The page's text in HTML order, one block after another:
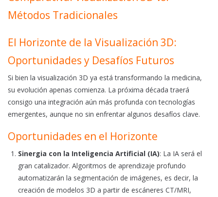
Métodos Tradicionales
El Horizonte de la Visualización 3D:
Oportunidades y Desafíos Futuros
Si bien la visualización 3D ya está transformando la medicina,
su evolución apenas comienza. La próxima década traerá
consigo una integración aún más profunda con tecnologías
emergentes, aunque no sin enfrentar algunos desafíos clave.
Oportunidades en el Horizonte
Sinergia con la Inteligencia Artificial (IA): La IA será el
gran catalizador. Algoritmos de aprendizaje profundo
automatizarán la segmentación de imágenes, es decir, la
creación de modelos 3D a partir de escáneres CT/MRI,